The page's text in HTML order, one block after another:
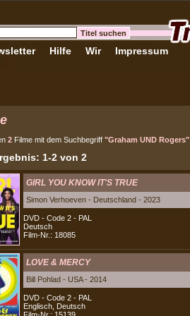
Hilfe Wir Impressum
2 Filme mit dem Suchbegriff "Graham UND Rogers"
1-2 von 2
GIRL YOU KNOW IT'S TRUE
Simon Verhoeven - Deutschland - 2023
DVD - Code 2 - PAL
Deutsch
Film-Nr.: 18085
LOVE & MERCY
Bill Pohlad - USA - 2014
DVD - Code 2 - PAL
Englisch, Deutsch